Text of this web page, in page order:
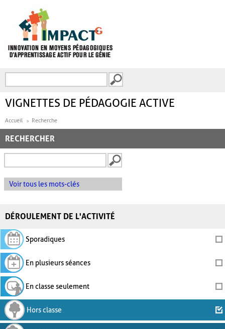
FORMULAIRE DE
VIGNETTES DE PÉDAGOGIE ACTIVE
Accueil Recherche
RECHERCHER
Voir tous les mots-clés
DÉROULEMENT DE L'ACTIVITÉ
Sporadiques
En plusieurs séances
En classe seulement
Hors classe